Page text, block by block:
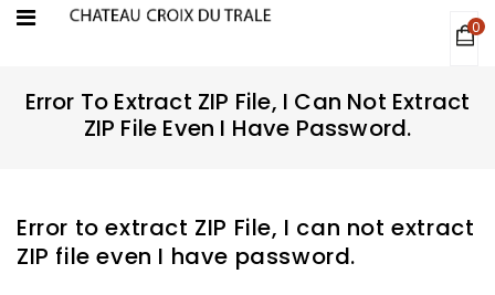
0
Error To Extract ZIP File, I Can Not Extract
ZIP File Even I Have Password.
Error to extract ZIP File, I can not extract
ZIP file even I have password.